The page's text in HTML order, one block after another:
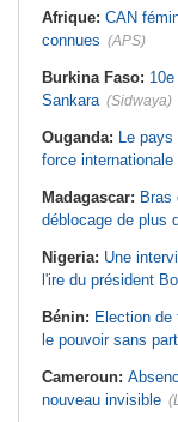
Afrique: CAN
connues (APS)
Burkina Faso:
Sankara (Sidwaya)
Ouganda: Le
force internationale
Madagascar: Bras
déblocage de plus
Nigeria: Une
l'ire du président
Bénin: Election
le pouvoir sans
Cameroun:
nouveau invisible